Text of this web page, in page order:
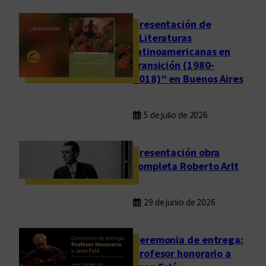
o
l
o
g
a
e
A
l
n
d
a
A
n
d
u
o
Presentación de
“Literaturas
latinoamericanas en
transición (1980-
2018)” en Buenos Aires
5 de julio de 2026
Presentación obra
completa Roberto Arlt
29 de junio de 2026
Ceremonia de entrega:
Profesor honorario a